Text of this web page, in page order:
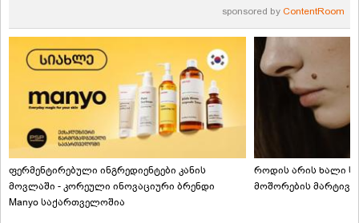
sponsored by ContentRoom
ფერმენტირებული ინგრედიენტები კანის
მოვლაში - კორეული ინოვაციური ბრენდი
Manyo საქართველოშია
როდის არის ხალი
მოშორების